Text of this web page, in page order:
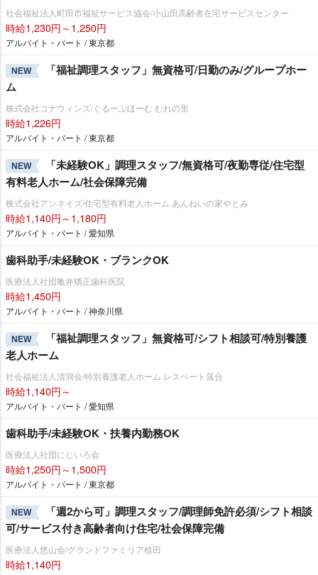
社会福祉法人町田市福祉サービス協会/小山田高齢者在宅サービスセンター
時給1,230円～1,250円
アルバイト・パート / 東京都
NEW
「福祉調理スタッフ」無資格可/日勤のみ/グループホー
ム
株式会社コナウィンズ/ぐるーぷほーむ むれの里
時給1,226円
アルバイト・パート / 東京都
NEW
「未経験OK」調理スタッフ/無資格可/夜勤専従/住宅型
有料老人ホーム/社会保障完備
株式会社アンネイズ/住宅型有料老人ホーム あんねいの家やとみ
時給1,140円～1,180円
アルバイト・パート / 愛知県
歯科助手/未経験OK・ブランクOK
医療法人社団亀井矯正歯科医院
時給1,450円
アルバイト・パート / 神奈川県
NEW
「福祉調理スタッフ」無資格可/シフト相談可/特別養護
老人ホーム
社会福祉法人清洞会/特別養護老人ホーム レスペート落合
時給1,140円～
アルバイト・パート / 愛知県
歯科助手/未経験OK・扶養内勤務OK
医療法人社団にじいろ会
時給1,250円～1,500円
アルバイト・パート / 東京都
NEW
「週2から可」調理スタッフ/調理師免許必須/シフト相談
可/サービス付き高齢者向け住宅/社会保障完備
医療法人悠山会/グランドファミリア植田
時給1,140円